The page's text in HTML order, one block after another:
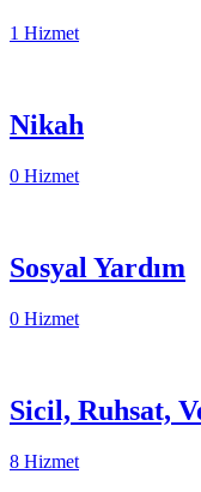
1 Hizmet
Nikah
0 Hizmet
Sosyal Yardım
0 Hizmet
Sicil, Ruhsat,
8 Hizmet